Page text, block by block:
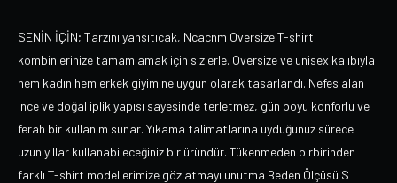
SENİN İÇİN; Tarzını yansıtıcak, Ncacnm Oversize T-shirt
kombinlerinize tamamlamak için sizlerle. Oversize ve unisex kalıbıyla
hem kadın hem erkek giyimine uygun olarak tasarlandı. Nefes alan
ince ve doğal iplik yapısı sayesinde terletmez, gün boyu konforlu ve
ferah bir kullanım sunar. Yıkama talimatlarına uyduğunuz sürece
uzun yıllar kullanabileceğiniz bir üründür. Tükenmeden birbirinden
farklı T-shirt modellerimize göz atmayı unutma Beden Ölçüsü S